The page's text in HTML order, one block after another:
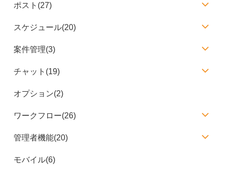
ポスト(27)
スケジュール(20)
案件管理(3)
チャット(19)
オプション(2)
ワークフロー(26)
管理者機能(20)
モバイル(6)